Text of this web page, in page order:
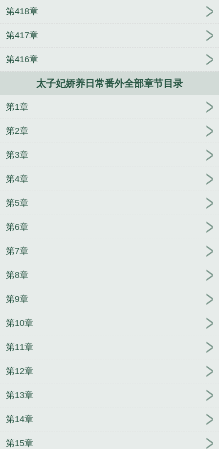
妃娇养日常程鱼笔趣阁
太子妃娇养日常番外免费阅
妃娇养日常程鱼番外
太子妃娇养日常全文免费阅读
神域苍穹录
暗里
瀚宇洪荒 穿成大内总管后怀了摄政王的崽
了
小道士穿成炮灰O后爆红了
滚烫春夜
马甲的千层套路
穿成炮灰男配资助了男主
［娱乐圈］
第418章
第417章
第416章
太子妃娇养日常番外全部章节目录
第1章
第2章
第3章
第4章
第5章
第6章
第7章
第8章
第9章
第10章
第11章
第12章
第13章
第14章
第15章